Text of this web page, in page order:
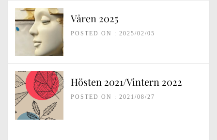
Våren 2025
POSTED ON : 2025/02/05
Hösten 2021/Vintern 2022
POSTED ON : 2021/08/27